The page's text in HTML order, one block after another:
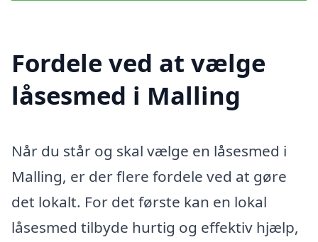
Fordele ved at vælge
låsesmed i Malling
Når du står og skal vælge en låsesmed i
Malling, er der flere fordele ved at gøre
det lokalt. For det første kan en lokal
låsesmed tilbyde hurtig og effektiv hjælp,